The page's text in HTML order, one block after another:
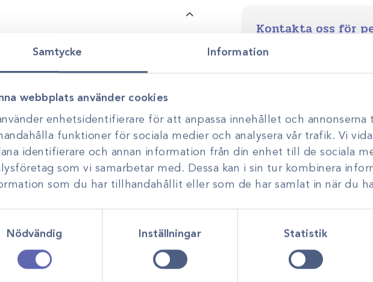
Samtycke Information
webbplats använder cookies
enhetsidentifierare för att anpassa innehållet och annonserna
funktioner för sociala medier och analysera vår trafik. Vi
identifierare och annan information från din enhet till de sociala
som vi samarbetar med. Dessa kan i sin tur kombinera
som du har tillhandahållit eller som de har samlat in när du
Nödvändig
Inställningar Statistik
wp-
title=”Sorbact
7x9cm/10st, 10x10cm/10st, 10x20cm/10st
bakteriebindande yta som genom en helt
svamp utan att avge några kemiskt aktiva
Kontakta oss för
utveckling. Genom personlig